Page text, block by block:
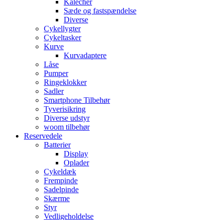
Kalecher
Sæde og fastspændelse
Diverse
Cykellygter
Cykeltasker
Kurve
Kurvadaptere
Låse
Pumper
Ringeklokker
Sadler
Smartphone Tilbehør
Tyverisikring
Diverse udstyr
woom tilbehør
Reservedele
Batterier
Display
Oplader
Cykeldæk
Frempinde
Sadelpinde
Skærme
Styr
Vedligeholdelse